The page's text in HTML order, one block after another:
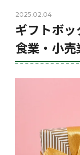
2025.02.04
ギフトボ
食業・小売